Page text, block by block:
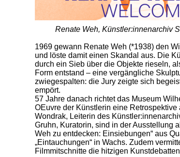
Renate Weh, Künstler:innenarchiv
1969 gewann Renate Weh (*1938) den
und löste damit einen Skandal aus. Die
durch ein Sieb über die Objekte rieseln,
Form entstand – eine vergängliche
zwiegespalten: die Jury zeigte sich
empört.
57 Jahre danach richtet das Museum
OEuvre der Künstlerin eine
Wondrak, Leiterin des
Gruhn, Kuratorin, sind in der Ausstellung
Weh zu entdecken: Einsiebungen“ aus
„Eintauchungen“ in Wachs. Zudem
Filmmitschnitte die hitzigen